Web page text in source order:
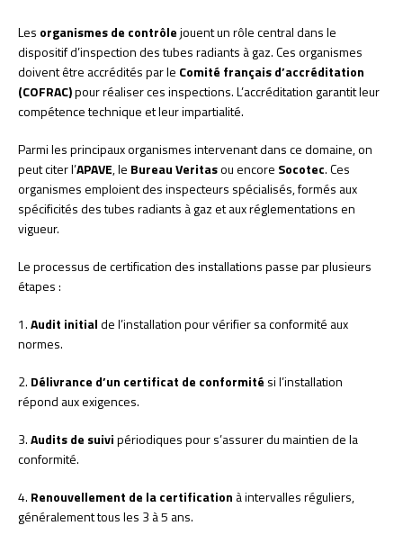
Les organismes de contrôlejouent un rôle central dans le
dispositif d’inspection des tubes radiants à gaz. Ces organismes
doivent être accrédités par le Comité français d’accréditation
(COFRAC)pour réaliser ces inspections. L’accréditation garantit leur
compétence technique et leur impartialité.
Parmi les principaux organismes intervenant dans ce domaine, on
peut citer l’APAVE, le Bureau Veritasou encore Socotec. Ces
organismes emploient des inspecteurs spécialisés, formés aux
spécificités des tubes radiants à gaz et aux réglementations en
vigueur.
Le processus de certification des installations passe par plusieurs
étapes :
1.Audit initialde l’installation pour vérifier sa conformité aux
normes.
2. Délivrance d’un certificat de conformité si l’installation
répond aux exigences.
3.Audits de suivipériodiques pour s’assurer du maintien de la
conformité.
4. Renouvellement de la certification à intervalles réguliers,
généralement tous les 3 à 5 ans.